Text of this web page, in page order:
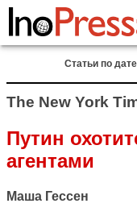
Статьи по дате
The New York
Путин
агентами
Маша Гессен